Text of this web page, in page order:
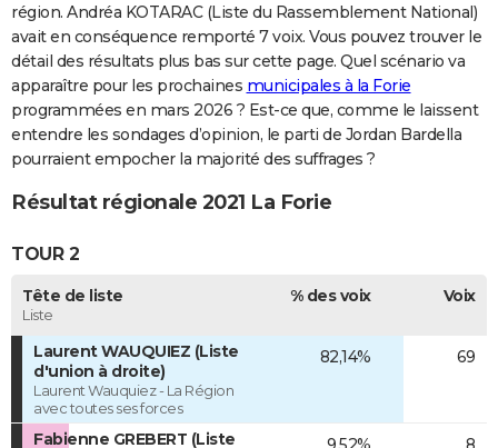
Bricolage
Lifestyle
Culture
Sport
Auto
Television
Voyage
Cinema
région. Andréa KOTARAC (Liste du Rassemblement National)
avait en conséquence remporté 7 voix. Vous pouvez trouver le
détail des résultats plus bas sur cette page. Quel scénario va
apparaître pour les prochaines municipales à la Forie
programmées en mars 2026 ? Est-ce que, comme le laissent
entendre les sondages d’opinion, le parti de Jordan Bardella
pourraient empocher la majorité des suffrages ?
Résultat régionale 2021 La Forie
TOUR 2
Tête de liste
Liste
% des voix Voix
Laurent WAUQUIEZ (Liste
d'union à droite)
Laurent Wauquiez - La Région
avec toutes ses forces
82,14% 69
Fabienne GREBERT (Liste